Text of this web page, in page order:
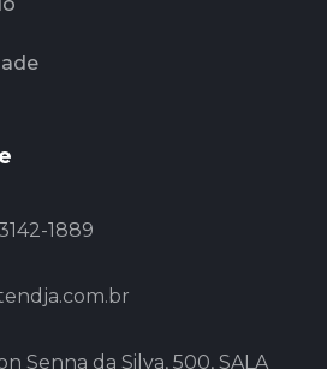
1889
Senna da Silva, 500, SALA